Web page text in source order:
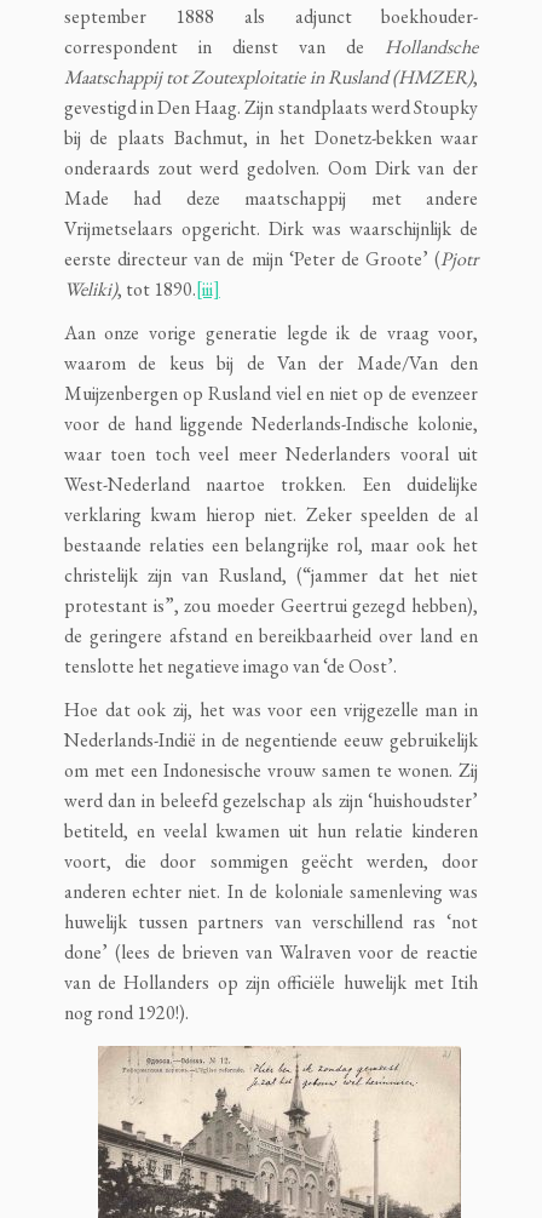
september 1888 als adjunct boekhouder-
correspondent in dienst van de Hollandsche
Maatschappij tot Zoutexploitatie in Rusland (HMZER),
gevestigd in Den Haag. Zijn standplaats werd Stoupky
bij de plaats Bachmut, in het Donetz-bekken waar
onderaards zout werd gedolven. Oom Dirk van der
Made had deze maatschappij met andere
Vrijmetselaars opgericht. Dirk was waarschijnlijk de
eerste directeur van de mijn ‘Peter de Groote’ (Pjotr
Weliki), tot 1890.[iii]
Aan onze vorige generatie legde ik de vraag voor,
waarom de keus bij de Van der Made/Van den
Muijzenbergen op Rusland viel en niet op de evenzeer
voor de hand liggende Nederlands-Indische kolonie,
waar toen toch veel meer Nederlanders vooral uit
West-Nederland naartoe trokken. Een duidelijke
verklaring kwam hierop niet. Zeker speelden de al
bestaande relaties een belangrijke rol, maar ook het
christelijk zijn van Rusland, (“jammer dat het niet
protestant is”, zou moeder Geertrui gezegd hebben),
de geringere afstand en bereikbaarheid over land en
tenslotte het negatieve imago van ‘de Oost’.
Hoe dat ook zij, het was voor een vrijgezelle man in
Nederlands-Indië in de negentiende eeuw gebruikelijk
om met een Indonesische vrouw samen te wonen. Zij
werd dan in beleefd gezelschap als zijn ‘huishoudster’
betiteld, en veelal kwamen uit hun relatie kinderen
voort, die door sommigen geëcht werden, door
anderen echter niet. In de koloniale samenleving was
huwelijk tussen partners van verschillend ras ‘not
done’ (lees de brieven van Walraven voor de reactie
van de Hollanders op zijn officiële huwelijk met Itih
nog rond 1920!).